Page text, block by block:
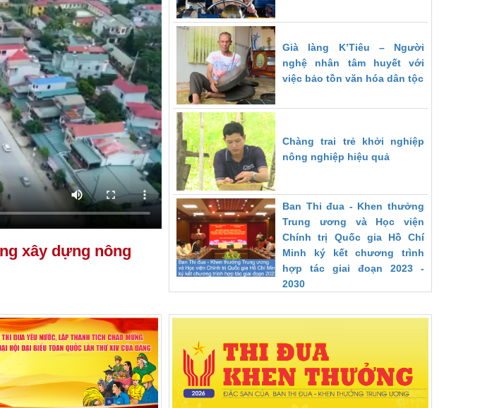
xây dựng nông
Già làng K’Tiêu – Người
nghệ nhân tâm huyết với
việc bảo tồn văn hóa dân tộc
Chàng trai trẻ khởi nghiệp
nông nghiệp hiệu quả
Ban Thi đua - Khen thưởng
Trung ương và Học viện
Chính trị Quốc gia Hồ Chí
Minh ký kết chương trình
hợp tác giai đoạn 2023 -
2030
lao động nước ngoài